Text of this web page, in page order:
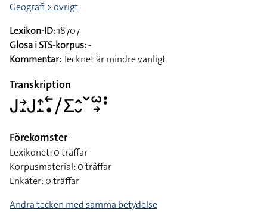
Geografi > övrigt
Lexikon-ID:18707
Glosa i STS-korpus:-
Kommentar:Tecknet är mindre vanligt
Transkription
􌤢􌥔􌤸􌤢􌤴􌤸􌥢􌥡􌥠􌤥􌤵􌤷􌥧􌥱􌥽􌥻
Förekomster
Lexikonet: 0 träffar
Korpusmaterial: 0 träffar
Enkäter: 0 träffar
Andra tecken med samma betydelse